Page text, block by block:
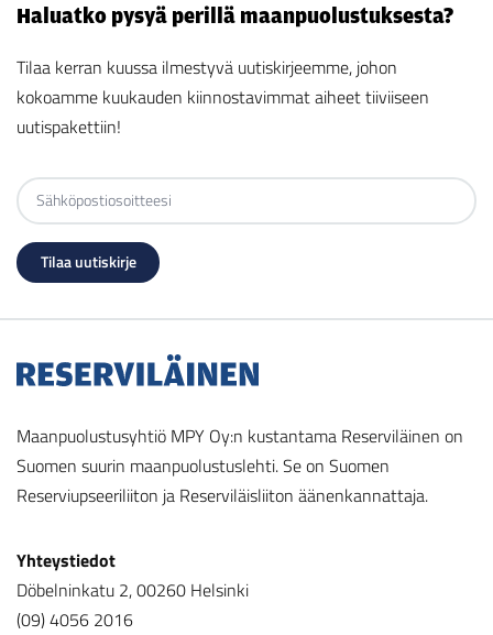
Haluatko pysyä perillä maanpuolustuksesta?
Tilaa kerran kuussa ilmestyvä uutiskirjeemme, johon
kokoamme kuukauden kiinnostavimmat aiheet tiiviiseen
uutispakettiin!
Maanpuolustusyhtiö MPY Oy:n kustantama Reserviläinen on
Suomen suurin maanpuolustuslehti. Se on Suomen
Reserviupseeriliiton ja Reserviläisliiton äänenkannattaja.
Yhteystiedot
Döbelninkatu 2, 00260 Helsinki
(09) 4056 2016